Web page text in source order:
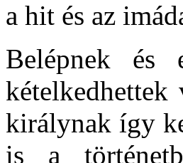
a hit és az
Belépnek és
királynak így
is a